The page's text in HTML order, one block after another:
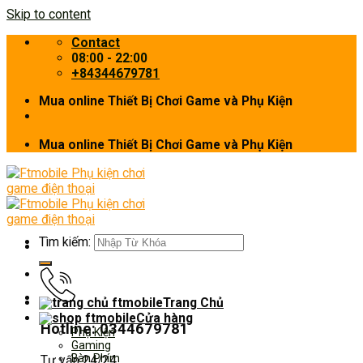
Skip to content
Contact
08:00 - 22:00
+84344679781
Mua online Thiết Bị Chơi Game và Phụ Kiện
Mua online Thiết Bị Chơi Game và Phụ Kiện
Hotline: 0344679781
Tìm kiếm:
Trang Chủ
Cửa hàng
Phụ Kiện
Gaming
Bàn Phím